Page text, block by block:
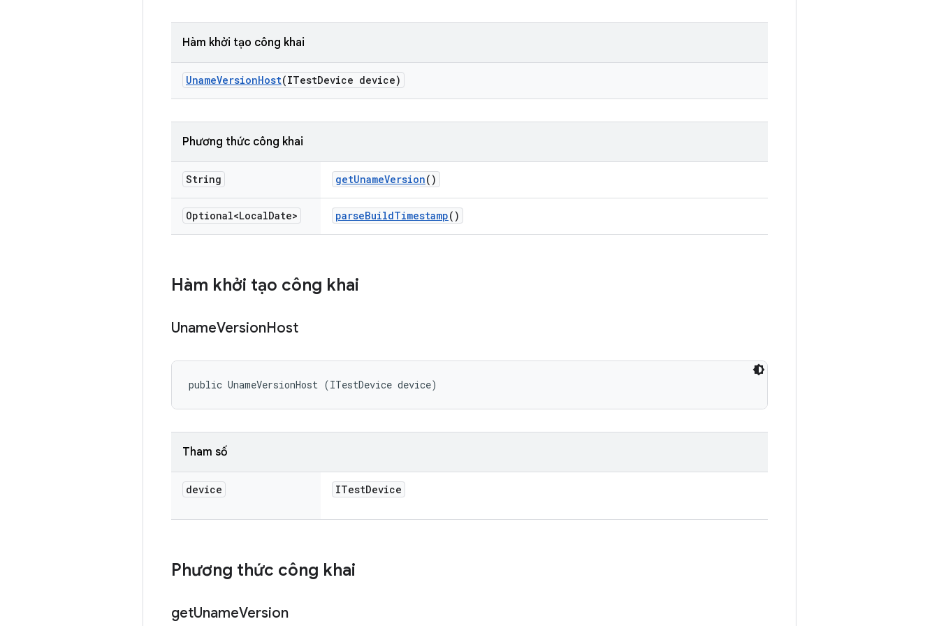
Hàm khởi tạo công khai
UnameVersionHost(ITestDevice device)
Phương thức công khai
String getUnameVersion()
Optional<LocalDate> parseBuildTimestamp()
Hàm khởi tạo công khai
UnameVersionHost
public UnameVersionHost (ITestDevice device)
Tham số
device ITestDevice
Phương thức công khai
getUnameVersion